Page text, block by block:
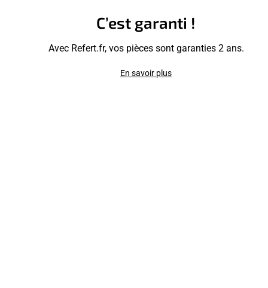
C’est garanti !
Avec Refert.fr, vos pièces sont garanties 2 ans.
En savoir plus